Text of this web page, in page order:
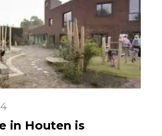
in Houten is